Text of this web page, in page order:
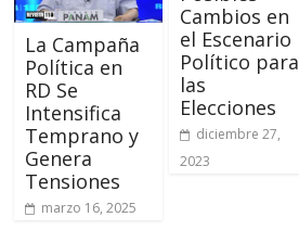
La Campaña
Política en
RD Se
Intensifica
Temprano y
Genera
Tensiones
marzo 16, 2025
Cambios en
el Escenario
Político para
las
Elecciones
diciembre 27,
2023